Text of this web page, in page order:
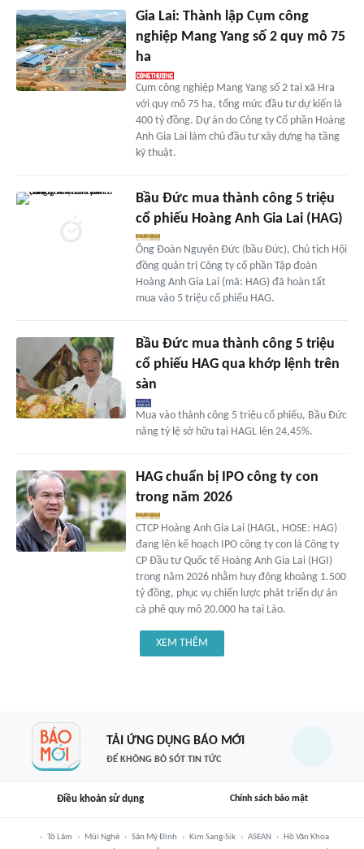
Gia Lai: Thành lập Cụm công
nghiệp Mang Yang số 2 quy mô 75
ha
Cụm công nghiệp Mang Yang số 2 tại xã Hra
với quy mô 75 ha, tổng mức đầu tư dự kiến là
400 tỷ đồng. Dự án do Công ty Cổ phần Hoàng
Anh Gia Lai làm chủ đầu tư xây dựng hạ tầng
kỹ thuật.
Bầu Đức mua thành công 5 triệu
cổ phiếu Hoàng Anh Gia Lai (HAG)
Ông Đoàn Nguyên Đức (bầu Đức), Chủ tịch Hội
đồng quản trị Công ty cổ phần Tập đoàn
Hoàng Anh Gia Lai (mã: HAG) đã hoàn tất
mua vào 5 triệu cổ phiếu HAG.
Bầu Đức mua thành công 5 triệu
cổ phiếu HAG qua khớp lệnh trên
sàn
Mua vào thành công 5 triệu cổ phiếu, Bầu Đức
nâng tỷ lệ sở hữu tại HAGL lên 24,45%.
HAG chuẩn bị IPO công ty con
trong năm 2026
CTCP Hoàng Anh Gia Lai (HAGL, HOSE: HAG)
đang lên kế hoạch IPO công ty con là Công ty
CP Đầu tư Quốc tế Hoàng Anh Gia Lai (HGI)
trong năm 2026 nhằm huy động khoảng 1.500
tỷ đồng, phục vụ chiến lược phát triển dự án
cà phê quy mô 20.000 ha tại Lào.
XEM THÊM
TẢI ỨNG DỤNG BÁO MỚI
ĐỂ KHÔNG BỎ SÓT TIN TỨC
Điều khoản sử dụng Chính sách bảo mật
Tô Lâm Mũi Nghê Sân Mỹ Đình Kim Sang-Sik ASEAN
Hồ Văn Khoa